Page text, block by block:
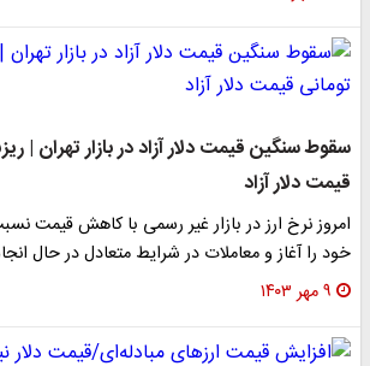
قیمت دلار آزاد
امروز نرخ ارز در بازار غیر رسمی با کاهش قیمت
خود را آغاز و معاملات در شرایط متعادل در حال
۹ مهر ۱۴۰۳